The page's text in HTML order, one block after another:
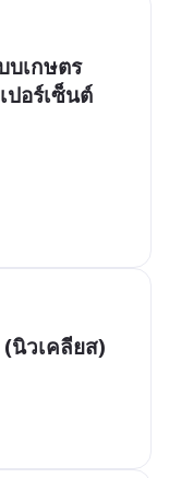
บเกษตร
อร์เซ็นต์
นิวเคลียส)